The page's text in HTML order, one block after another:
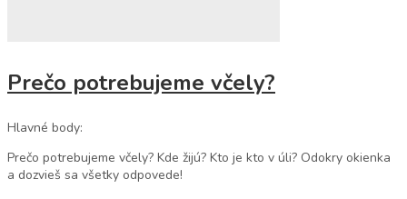
Prečo potrebujeme včely?
Hlavné body:
Prečo potrebujeme včely? Kde žijú? Kto je kto v úli? Odokry okienka
a dozvieš sa všetky odpovede!